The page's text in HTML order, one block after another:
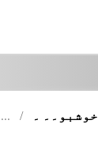
خوشبو۔۔ ۔